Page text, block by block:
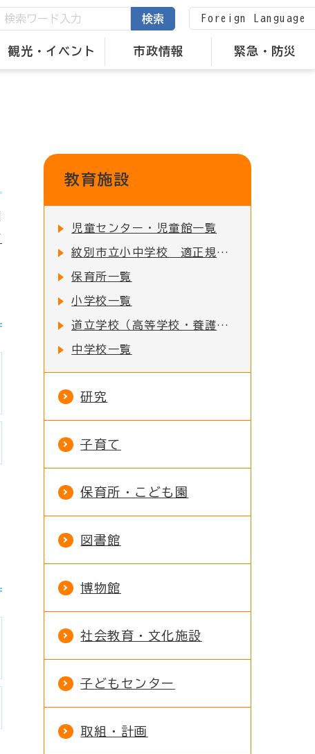
観光・イベント 市政情報 緊急・防災
検索 Foreign Language
教育施設
児童センター・児童館一覧
紋別市立小中学校 適正規模・適正配置の検討について
保育所一覧
小学校一覧
道立学校（高等学校・養護学校）一覧
中学校一覧
研究
子育て
保育所・こども園
図書館
博物館
社会教育・文化施設
子どもセンター
取組・計画